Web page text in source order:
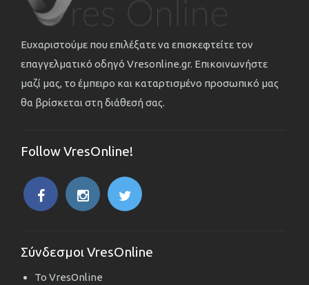
Ευχαριστούμε που επιλέξατε να επισκεφτείτε τον
επαγγελματικό οδηγό Vresonline.gr. Επικοινωνήστε
μαζί μας, το έμπειρο και καταρτισμένο προσωπικό μας
θα βρίσκεται στη διάθεσή σας.
Follow VresOnline!
Σύνδεσμοι VresOnline
Το VresOnline